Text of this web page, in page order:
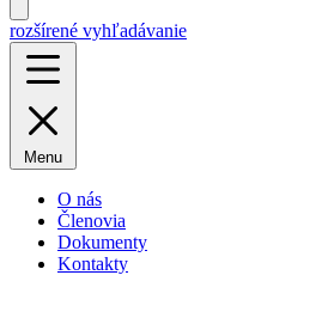
rozšírené vyhľadávanie
Menu
O nás
Členovia
Dokumenty
Kontakty